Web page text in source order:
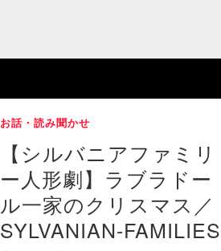
お話・読み聞かせ
【シルバニアファミリ
ー人形劇】ラブラドー
ル一家のクリスマス／
SYLVANIAN-FAMILIES